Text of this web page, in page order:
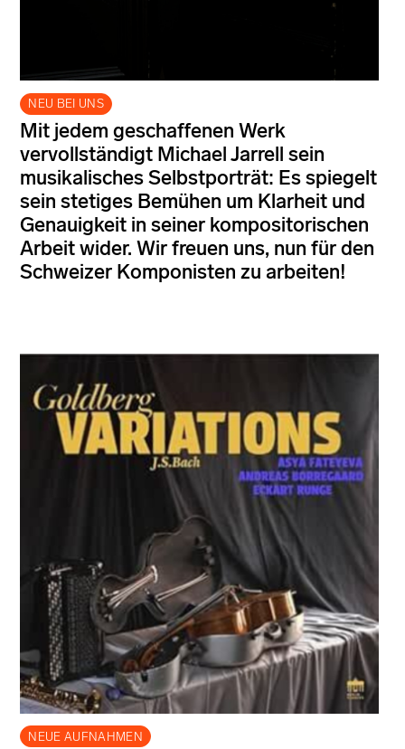
NEU BEI UNS
Mit jedem geschaffenen Werk
vervollständigt Michael Jarrell sein
musikalisches Selbstporträt: Es spiegelt
sein stetiges Bemühen um Klarheit und
Genauigkeit in seiner kompositorischen
Arbeit wider. Wir freuen uns, nun für den
Schweizer Komponisten zu arbeiten!
NEUE AUFNAHMEN